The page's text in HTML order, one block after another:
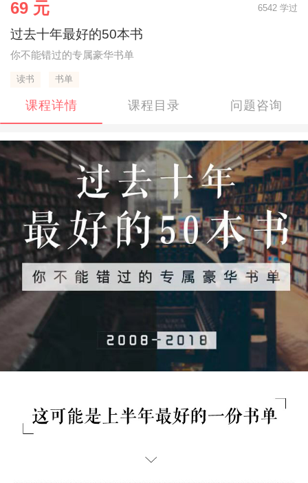
69 元 6542 学过
过去十年最好的50本书
你不能错过的专属豪华书单
读书 书单
课程详情 课程目录 问题咨询